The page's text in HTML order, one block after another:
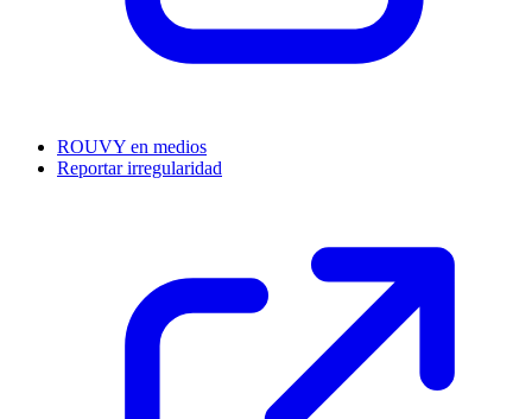
ROUVY en medios
Reportar irregularidad